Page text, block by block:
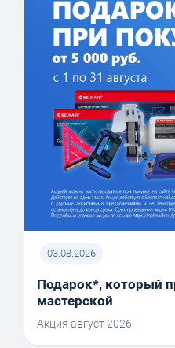
03.08.2026
Подарок*, который
мастерской
Акция август 2026